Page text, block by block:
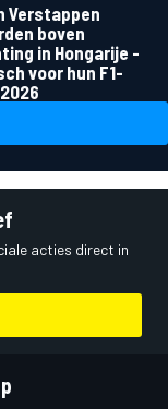
Verstappen
boven
in Hongarije -
voor hun F1-
acties direct in